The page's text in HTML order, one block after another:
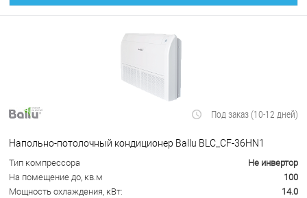
Под заказ (10-12 дней)
Напольно-потолочный кондиционер Ballu BLC_CF-36HN1
Тип компрессора
Не инвертор
На помещение до, кв.м
100
Мощность охлаждения, кВт:
14.0